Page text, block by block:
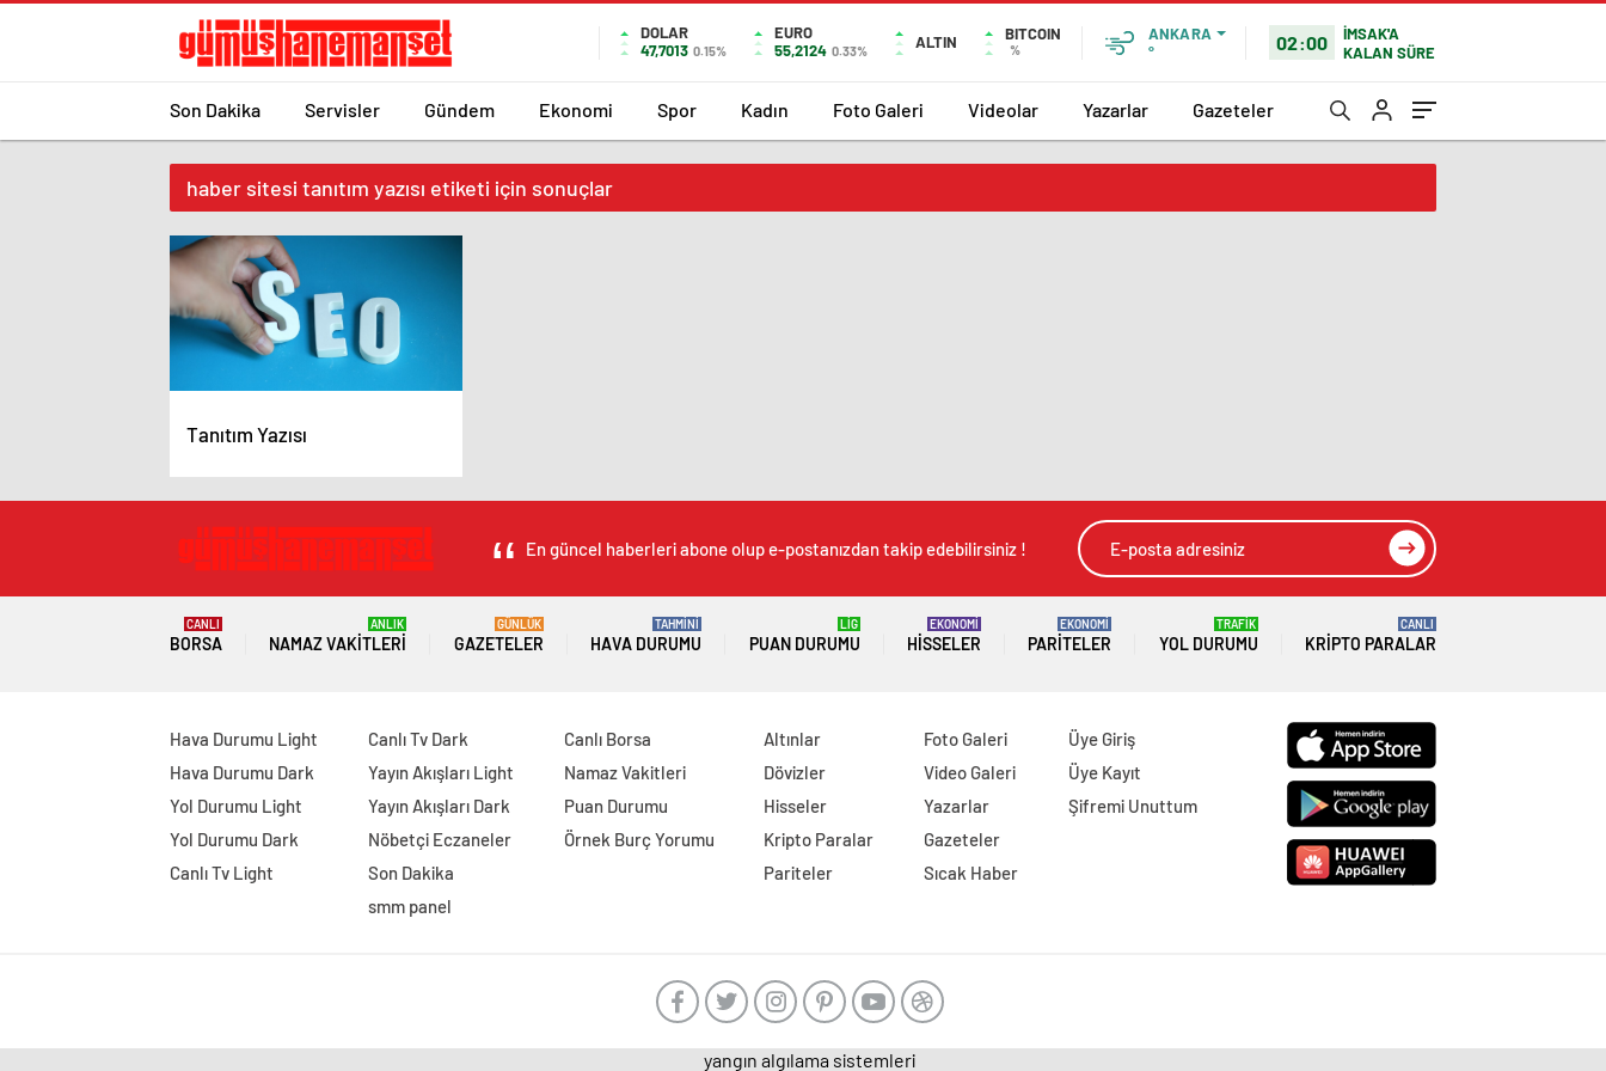
DOLAR
47,7013 0.15%
EURO
55,2124 0.33% ALTIN BITCOIN
%
ANKARA
°
02:00
İMSAK'A
KALAN SÜRE
Son Dakika Servisler Gündem Ekonomi Spor Kadın Foto Galeri Videolar Yazarlar Gazeteler
haber sitesi tanıtım yazısı etiketi için sonuçlar
Tanıtım Yazısı
En güncel haberleri abone olup e-postanızdan takip edebilirsiniz !
BORSA
CANLI
NAMAZ VAKITLERI
ANLIK
GAZETELER
GÜNLÜK
HAVA DURUMU
TAHMİNİ
PUAN DURUMU
LİG
HISSELER
EKONOMİ
PARITELER
EKONOMİ
YOL DURUMU
TRAFİK
KRIPTO PARALAR
CANLI
Hava Durumu Light
Hava Durumu Dark
Yol Durumu Light
Yol Durumu Dark
Canlı Tv Light
Canlı Tv Dark
Yayın Akışları Light
Yayın Akışları Dark
Nöbetçi Eczaneler
Son Dakika
smm panel
Canlı Borsa
Namaz Vakitleri
Puan Durumu
Örnek Burç Yorumu
Altınlar
Dövizler
Hisseler
Kripto Paralar
Pariteler
Foto Galeri
Video Galeri
Yazarlar
Gazeteler
Sıcak Haber
Üye Giriş
Üye Kayıt
Şifremi Unuttum
yangın algılama sistemleri